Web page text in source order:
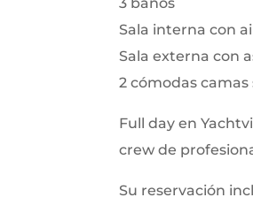
Sala interna con
Sala externa con
2 cómodas
Full day en
crew de
Su reservación